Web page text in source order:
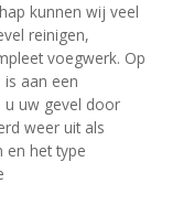
kunnen wij veel
reinigen,
voegwerk. Op
aan een
u uw gevel door
weer uit als
en het type